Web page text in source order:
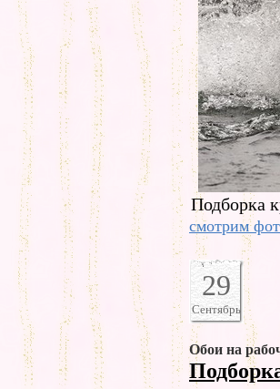
Подборка
смотрим
29
Сентябрь
Обои на